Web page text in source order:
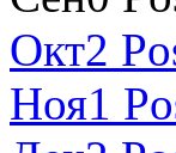
Окт2
Ноя1